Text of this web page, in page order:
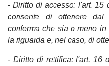
- Diritto di accesso: l'art. 15
consente di ottenere dal
conferma che sia o meno in
la riguarda e, nel caso, di
- Diritto di rettifica: l'art. 16